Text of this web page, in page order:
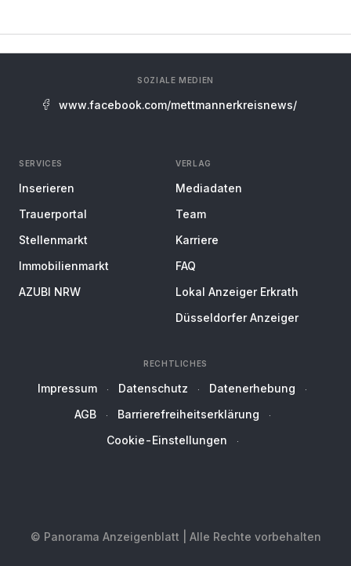
SOZIALE MEDIEN
www.facebook.com/mettmannerkreisnews/
SERVICES
Inserieren
Trauerportal
Stellenmarkt
Immobilienmarkt
AZUBI NRW
VERLAG
Mediadaten
Team
Karriere
FAQ
Lokal Anzeiger Erkrath
Düsseldorfer Anzeiger
RECHTLICHES
Impressum Datenschutz
Datenerhebung
AGB
Barrierefreiheitserklärung
Cookie-Einstellungen
© Panorama Anzeigenblatt | Alle Rechte vorbehalten